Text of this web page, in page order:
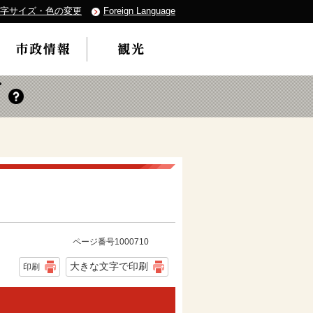
サイズ・色の変更 Foreign Language
ページ番号1000710
印刷 大きな文字で印刷